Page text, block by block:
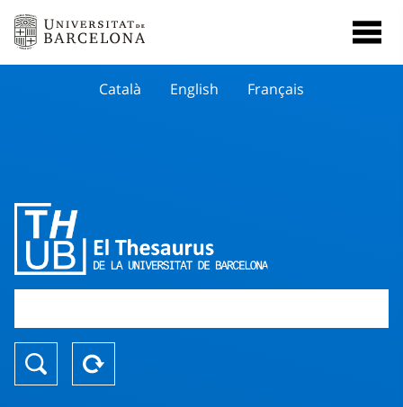
Català English Français